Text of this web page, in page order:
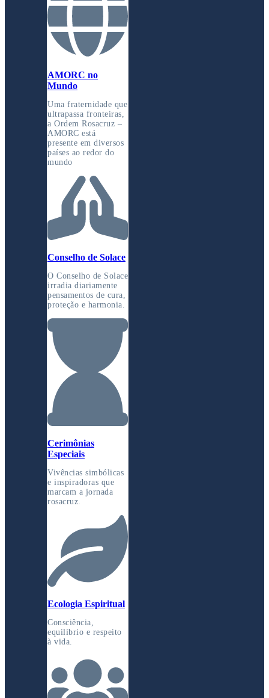
AMORC no
Mundo
Uma fraternidade que
ultrapassa fronteiras,
a Ordem Rosacruz –
AMORC está
presente em diversos
países ao redor do
mundo
Conselho de Solace
O Conselho de Solace
irradia diariamente
pensamentos de cura,
proteção e harmonia.
Cerimônias
Especiais
Vivências simbólicas
e inspiradoras que
marcam a jornada
rosacruz.
Ecologia Espiritual
Consciência,
equilíbrio e respeito
à vida.